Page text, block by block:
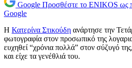
Google Προσθέστε το ENIKOS ως
Google
Η Κατερίνα Στικούδη ανάρτησε την
φωτογραφία στον προσωπικό της
ευχηθεί “χρόνια πολλά” στον σύζυγό
και είχε τα γενέθλιά του.